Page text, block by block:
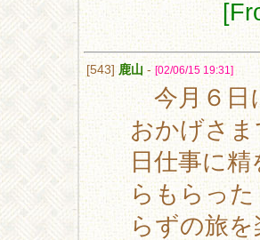
[543] 鹿山 - [02/06/15 19:31]
今月６日
おかげさ
日仕事に
らもらっ
らずの旅